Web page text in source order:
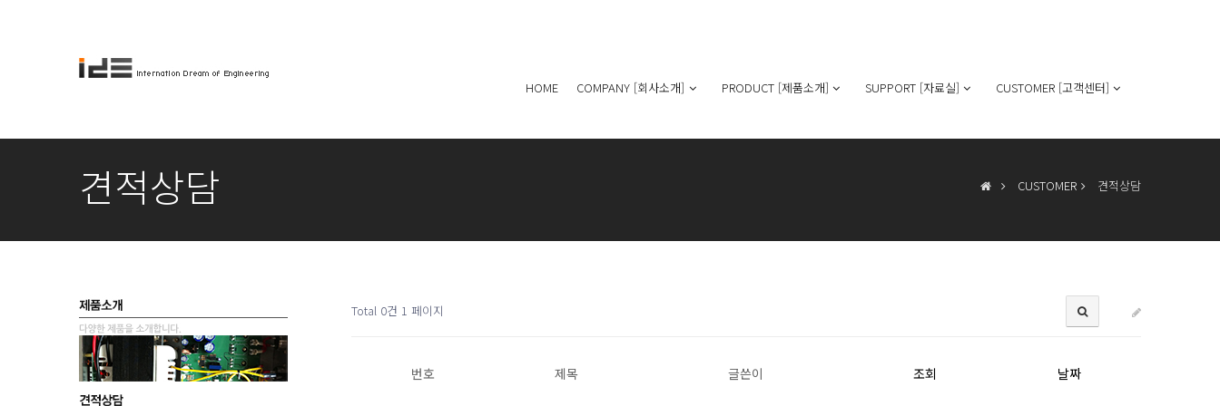
HOME COMPANY [회사소개] PRODUCT [제품소개] SUPPORT [자료실] CUSTOMER [고객센터]
견적상담 CUSTOMER 견적상담
Total 0건 1 페이지
번호 제목 글쓴이 조회 날짜